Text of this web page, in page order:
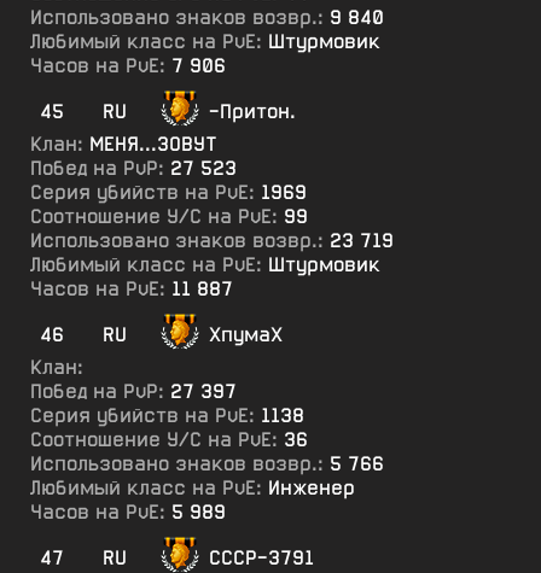
Использовано знаков возвр.: 9 840
Любимый класс на PvE: Штурмовик
Часов на PvE: 7 906
45
RU
-Притон.
Клан: МЕНЯ...ЗОВУТ
Побед на PvP: 27 523
Серия убийств на PvE: 1969
Соотношение У/С на PvE: 99
Использовано знаков возвр.: 23 719
Любимый класс на PvE: Штурмовик
Часов на PvE: 11 887
46
RU
ХпумаХ
Клан:
Побед на PvP: 27 397
Серия убийств на PvE: 1138
Соотношение У/С на PvE: 36
Использовано знаков возвр.: 5 766
Любимый класс на PvE: Инженер
Часов на PvE: 5 989
47
RU
СССР-3791